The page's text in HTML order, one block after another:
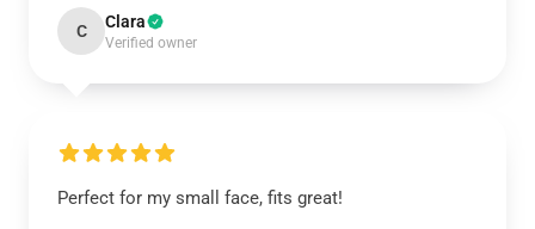
C Clara
Verified owner
Perfect for my small face, fits great!